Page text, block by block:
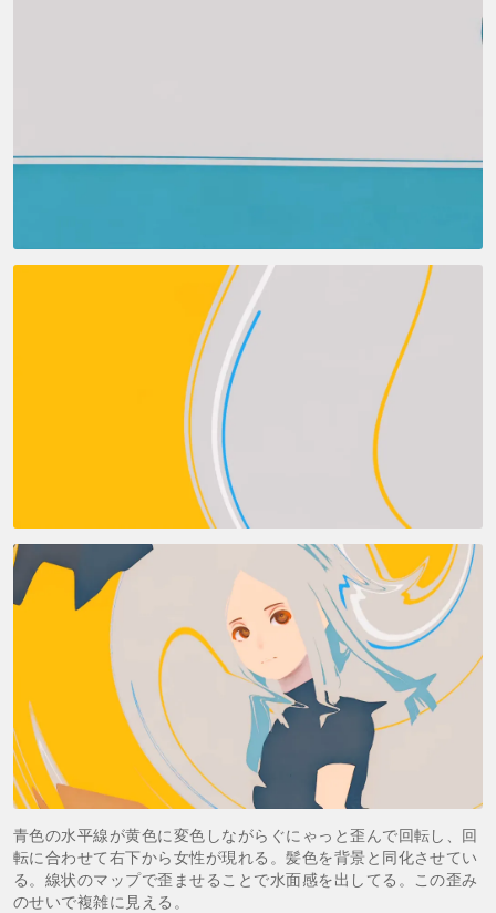
青色の水平線が黄色に変色しながらぐにゃっと歪んで回転し、回
転に合わせて右下から女性が現れる。髪色を背景と同化させてい
る。線状のマップで歪ませることで水面感を出してる。この歪み
のせいで複雑に見える。